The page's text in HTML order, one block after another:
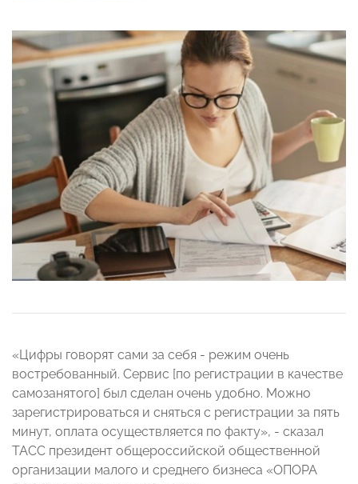
«Цифры говорят сами за себя - режим очень
востребованный. Сервис [по регистрации в качестве
самозанятого] был сделан очень удобно. Можно
зарегистрироваться и сняться с регистрации за пять
минут, оплата осуществляется по факту», - сказал
ТАСС президент общероссийской общественной
организации малого и среднего бизнеса «ОПОРА